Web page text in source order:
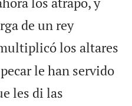
de un rey
los altares
le han servido
les di las